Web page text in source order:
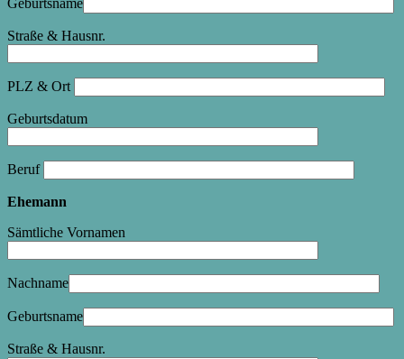
Geburtsname
Straße & Hausnr.
PLZ & Ort
Geburtsdatum
Beruf
Ehemann
Sämtliche Vornamen
Nachname
Geburtsname
Straße & Hausnr.